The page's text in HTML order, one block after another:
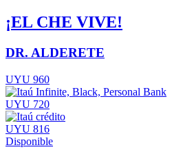
¡EL CHE VIVE!
DR. ALDERETE
UYU 960
UYU 720
UYU 816
Disponible